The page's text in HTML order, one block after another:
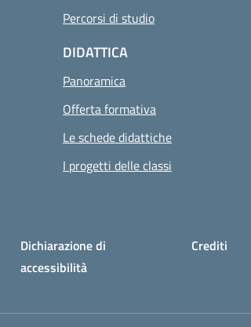
Percorsi di studio
DIDATTICA
Panoramica
Offerta formativa
Le schede didattiche
I progetti delle classi
Dichiarazione di
accessibilità
Crediti